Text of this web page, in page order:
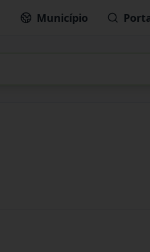
Município